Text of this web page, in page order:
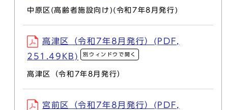
中原区(高齢者施設向け)(令和7年8月発行)
高津区（令和7年8月発行）(PDF,
251.49KB)
別ウィンドウで開く
高津区（令和7年8月発行）
宮前区（令和7年8月発行）(PDF,